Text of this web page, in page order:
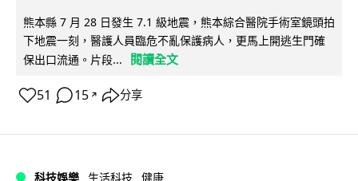
熊本縣 7 月 28 日發生 7.1 級地震，熊本綜合醫院手術室鏡頭拍
下地震一刻，醫護人員臨危不亂保護病人，更馬上開逃生門確
保出口流通。片段...
閱讀全文
51 15 ↗ 分享
科技娛樂 生活科技 健康